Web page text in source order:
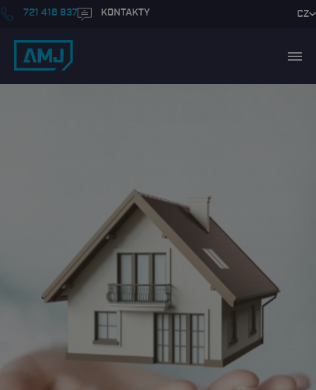
721 416 837 KONTAKTY CZ